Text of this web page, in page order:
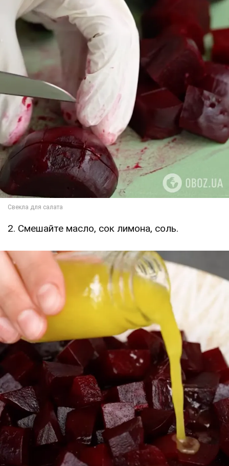
2. Смешайте масло, сок лимона, соль.